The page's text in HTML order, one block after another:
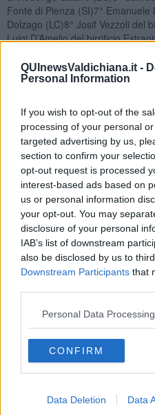
QUInewsValdichiana.it -
Personal Information
If you wish to opt-out of the
processing of your personal
targeted advertising by us,
section to confirm your
opt-out request is processed
interest-based ads based on
us or personal information
your opt-out. You may
disclosure of your personal
IAB’s list of downstream
also be disclosed by us to
Downstream Participants that
Personal Data
CONFIRM
Data Deletion Data
Fonte di Pienza (SI)7°
Dolzago (LC)8° Josif Vezzoli del
Luigi D’Amelio del birrificio
birrificio Foglie d’Erba di Forni di
Birrificio Italiano di Limido
Birrificio Lambrate di Milano15°
Opperbacco di Notaresco
Mastino di San Martino Buon
birrificio CR/AK di
Canediguerra di Alessandria19°
birrificio Birra Perugia di
Altavia di Sassello (SV)
Classifica Premio Birraio
1° Vincenzo Follino del birrificio
(BN)2° Andrea Filippini del
Galliussi del birrificio War di
Ruggiero del birrificio Lieviteria
Davide Cappannari